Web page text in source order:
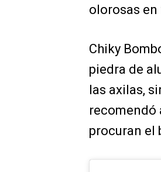
olorosas
Chiky
piedra de
las axilas,
recomendó
procuran el